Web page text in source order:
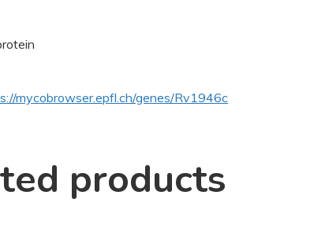
mycobrowser.epfl.ch/genes/Rv1946c
products